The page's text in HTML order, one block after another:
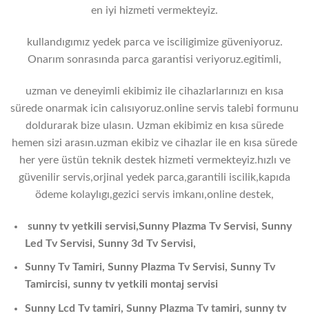
en iyi hizmeti vermekteyiz.
kullandıgımız yedek parca ve isciligimize güveniyoruz.
Onarım sonrasında parca garantisi veriyoruz.egitimli,
uzman ve deneyimli ekibimiz ile cihazlarlarınızı en kısa
sürede onarmak icin calısıyoruz.online servis talebi formunu
doldurarak bize ulasın. Uzman ekibimiz en kısa sürede
hemen sizi arasın.uzman ekibiz ve cihazlar ile en kısa sürede
her yere üstün teknik destek hizmeti vermekteyiz.hızlı ve
güvenilir servis,orjinal yedek parca,garantili iscilik,kapıda
ödeme kolaylıgı,gezici servis imkanı,online destek,
sunny tv yetkili servisi,Sunny Plazma Tv Servisi, Sunny
Led Tv Servisi, Sunny 3d Tv Servisi,
Sunny Tv Tamiri, Sunny Plazma Tv Servisi, Sunny Tv
Tamircisi, sunny tv yetkili montaj servisi
Sunny Lcd Tv tamiri, Sunny Plazma Tv tamiri, sunny tv